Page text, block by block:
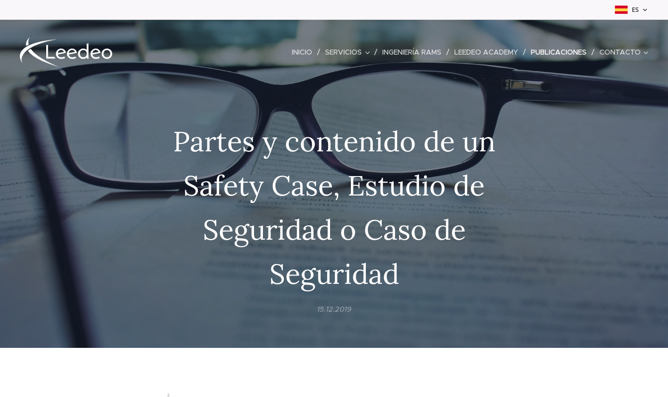
ES
INICIO SERVICIOS INGENIERÍA RAMS LEEDEO ACADEMY PUBLICACIONES CONTACTO
Partes y contenido de un
Safety Case, Estudio de
Seguridad o Caso de
Seguridad
15.12.2019